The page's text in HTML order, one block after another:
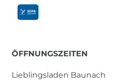
ÖFFNUNGSZEITEN
Lieblingsladen Baunach